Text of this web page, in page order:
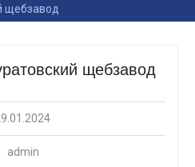
щебзавод
щебзавод
admin